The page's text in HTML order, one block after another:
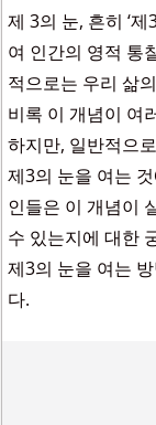
제 3의 눈, 흔히 ‘
여 인간의 영적 통
적으로는 우리 삶
비록 이 개념이 여
하지만, 일반적으
제3의 눈을 여는
인들은 이 개념이
수 있는지에 대한
제3의 눈을 여는
다.